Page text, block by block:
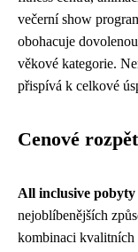
večerní show
obohacuje
věkové kategorie.
přispívá k celkové
Cenové
All inclusive
nejoblíbenějších
kombinaci kvalitních